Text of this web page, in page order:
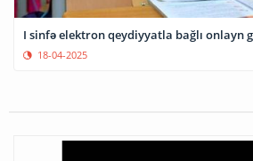
I sinfə elektron qeydiyyatla bağlı onlayn
18-04-2025